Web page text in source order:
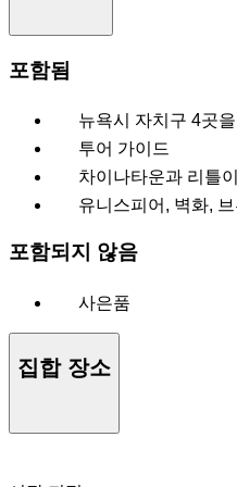
포함됨
뉴욕시 자치구 4곳
투어 가이드
차이나타운과 리틀
유니스피어, 벽화,
포함되지 않음
사은품
집합 장소